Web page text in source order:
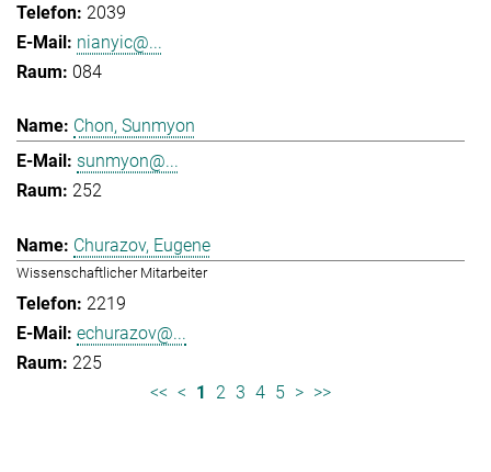
2039
nianyic@...
084
Chon, Sunmyon
sunmyon@...
252
Churazov, Eugene
Wissenschaftlicher Mitarbeiter
2219
echurazov@...
225
<< < 1 2 3 4 5 > >>